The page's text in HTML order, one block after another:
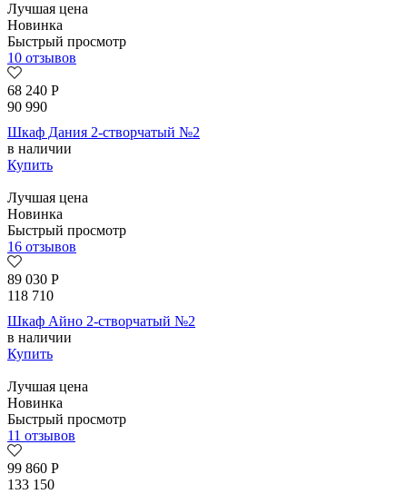
Лучшая цена
Новинка
Быстрый просмотр
10 отзывов
68 240 Р
90 990
Шкаф Дания 2-створчатый №2
в наличии
Купить
Лучшая цена
Новинка
Быстрый просмотр
16 отзывов
89 030 Р
118 710
Шкаф Айно 2-створчатый №2
в наличии
Купить
Лучшая цена
Новинка
Быстрый просмотр
11 отзывов
99 860 Р
133 150